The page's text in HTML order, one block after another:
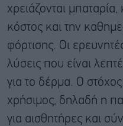
χρειάζονται
κόστος και την
φόρτισης. Οι
λύσεις που είναι
για το δέρμα. Ο στόχος
χρήσιμος, δηλαδή η
για αισθητήρες και